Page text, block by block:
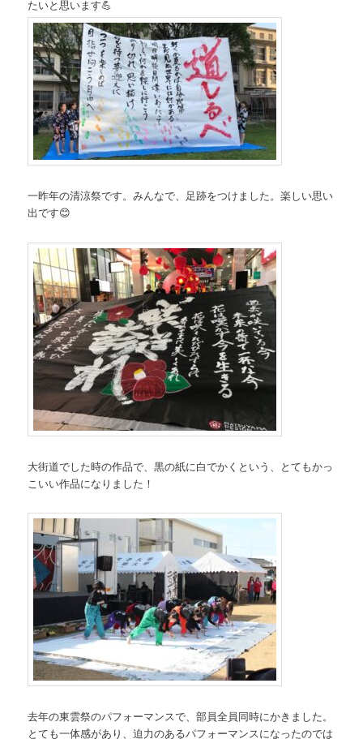
たいと思います💪
一昨年の清涼祭です。みんなで、足跡をつけました。楽しい思い
出です😊
大街道でした時の作品で、黒の紙に白でかくという、とてもかっ
こいい作品になりました！
去年の東雲祭のパフォーマンスで、部員全員同時にかきました。
とても一体感があり、迫力のあるパフォーマンスになったのでは